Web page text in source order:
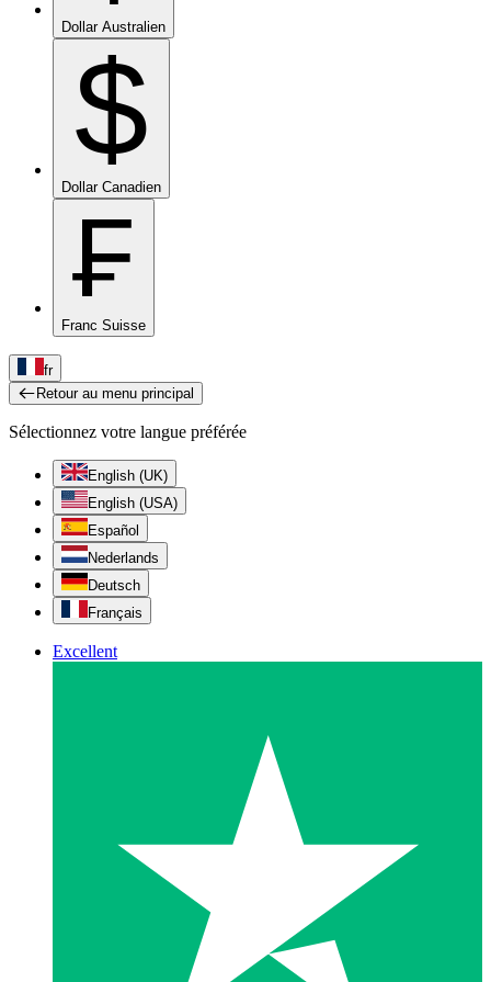
Dollar Australien
$
Dollar Canadien
₣
Franc Suisse
fr
Retour au menu principal
Sélectionnez votre langue préférée
English (UK)
English (USA)
Español
Nederlands
Deutsch
Français
Excellent